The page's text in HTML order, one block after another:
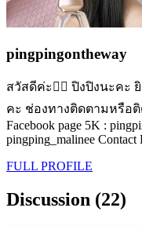
pingpingontheway
สวัสดีค่ะ✋🏻 ปิงปิงนะค
คะ ช่องทางติดตามหรือติ
Facebook page 5K :
pingping_malinee
FULL PROFILE
Discussion (22)